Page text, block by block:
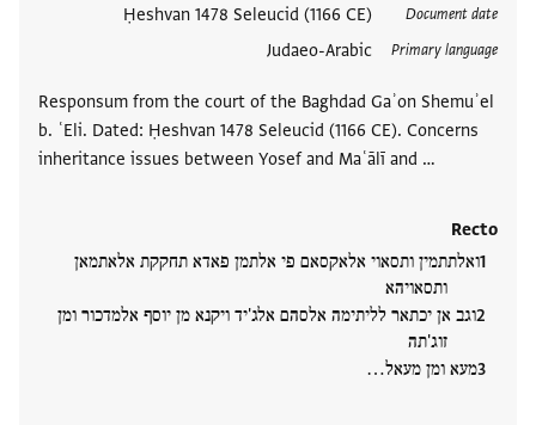
Document date
Ḥeshvan 1478 Seleucid (1166 CE)
Primary language
Judaeo-Arabic
Responsum from the court of the Baghdad Gaʾon Shemuʾel
b. ʿEli. Dated: Ḥeshvan 1478 Seleucid (1166 CE). Concerns
inheritance issues between Yosef and Maʿālī and …
Recto
ואלתתמין ותסאוי אלאקסאם פי אלתמן פאדא תחקקת אלאתמאן
ותסאויהא
וגב אן יכתאר לליתימה אלסהם אלג'יד ויקנא מן יוסף אלמדכור ומן
זוג'תה
מעא ומן מעאל…
العلامات